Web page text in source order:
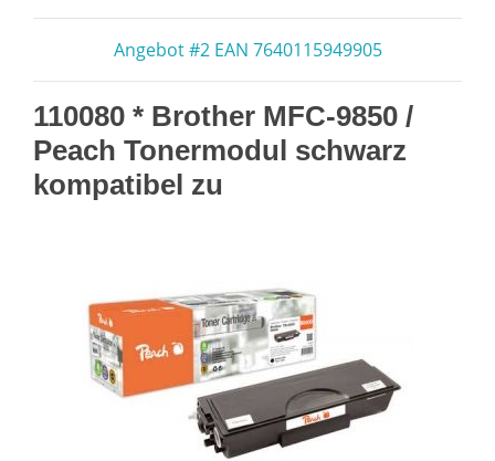
Angebot #2 EAN 7640115949905
110080 * Brother MFC-9850 /
Peach Tonermodul schwarz
kompatibel zu